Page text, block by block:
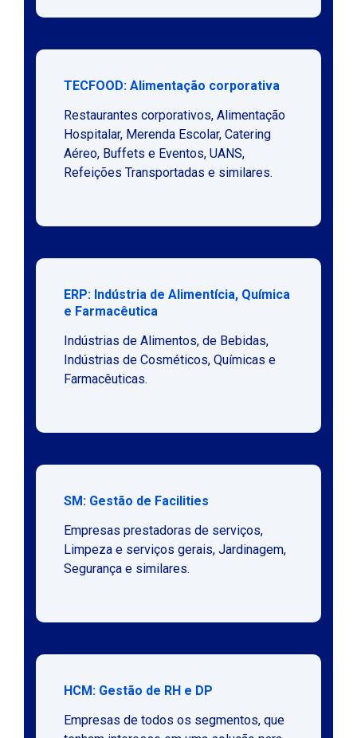
TECFOOD: Alimentação corporativa
Restaurantes corporativos, Alimentação
Hospitalar, Merenda Escolar, Catering
Aéreo, Buffets e Eventos, UANS,
Refeições Transportadas e similares.
ERP: Indústria de Alimentícia, Química
e Farmacêutica
Indústrias de Alimentos, de Bebidas,
Indústrias de Cosméticos, Químicas e
Farmacêuticas.
SM: Gestão de Facilities
Empresas prestadoras de serviços,
Limpeza e serviços gerais, Jardinagem,
Segurança e similares.
HCM: Gestão de RH e DP
Empresas de todos os segmentos, que